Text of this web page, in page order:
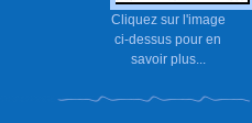
Cliquez sur l'image
ci-dessus pour en
savoir plus...